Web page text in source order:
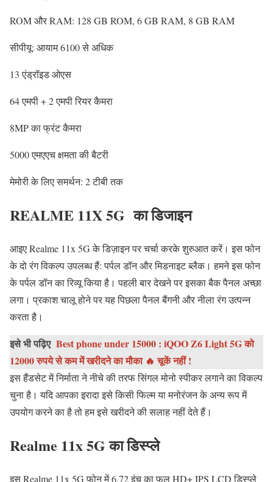
ROM और RAM: 128 GB ROM, 6 GB RAM, 8 GB RAM
सीपीयू: आयाम 6100 से अधिक
13 एंड्रॉइड ओएस
64 एमपी + 2 एमपी रियर कैमरा
8MP का फ्रंट कैमरा
5000 एमएएच क्षमता की बैटरी
मेमोरी के लिए समर्थन: 2 टीबी तक
REALME 11X 5G का डिजाइन
आइए Realme 11x 5G के डिज़ाइन पर चर्चा करके शुरुआत करें। इस फोन
के दो रंग विकल्प उपलब्ध हैं: पर्पल डॉन और मिडनाइट ब्लैक। हमने इस फोन
के पर्पल डॉन का रिव्यू किया है। पहली बार देखने पर इसका बैक पैनल अच्छा
लगा। प्रकाश चालू होने पर यह पिछला पैनल बैंगनी और नीला रंग उत्पन्न
करता है।
इसे भी पढ़िए Best phone under 15000 : iQOO Z6 Light 5G को
12000 रुपये से कम में खरीदने का मौका 🔥 चूकें नहीं !
इस हैंडसेट में निर्माता ने नीचे की तरफ सिंगल मोनो स्पीकर लगाने का विकल्प
चुना है। यदि आपका इरादा इसे किसी फिल्म या मनोरंजन के अन्य रूप में
उपयोग करने का है तो हम इसे खरीदने की सलाह नहीं देते हैं।
Realme 11x 5G का डिस्प्ले
इस Realme 11x 5G फोन में 6.72 इंच का फुल HD+ IPS LCD डिस्प्ले